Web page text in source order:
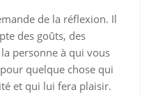
de la réflexion. Il
des goûts, des
personne à qui vous
quelque chose qui
et qui lui fera plaisir.